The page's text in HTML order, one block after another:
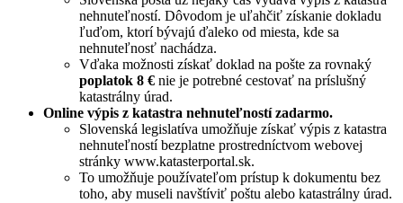
nehnuteľností. Dôvodom je uľahčiť získanie dokladu
ľuďom, ktorí bývajú ďaleko od miesta, kde sa
nehnuteľnosť nachádza.
Vďaka možnosti získať doklad na pošte za rovnaký
poplatok 8 € nie je potrebné cestovať na príslušný
katastrálny úrad.
Online výpis z katastra nehnuteľností zadarmo.
Slovenská legislatíva umožňuje získať výpis z katastra
nehnuteľností bezplatne prostredníctvom webovej
stránky www.katasterportal.sk.
To umožňuje používateľom prístup k dokumentu bez
toho, aby museli navštíviť poštu alebo katastrálny úrad.